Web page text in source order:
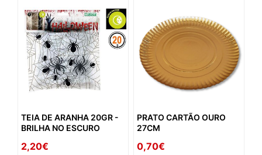
TEIA DE ARANHA 20GR -
BRILHA NO ESCURO
2,20€
PRATO CARTÃO OURO
27CM
0,70€